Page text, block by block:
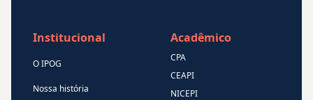
Institucional
O IPOG
Nossa história
Acadêmico
CPA
CEAPI
NICEPI